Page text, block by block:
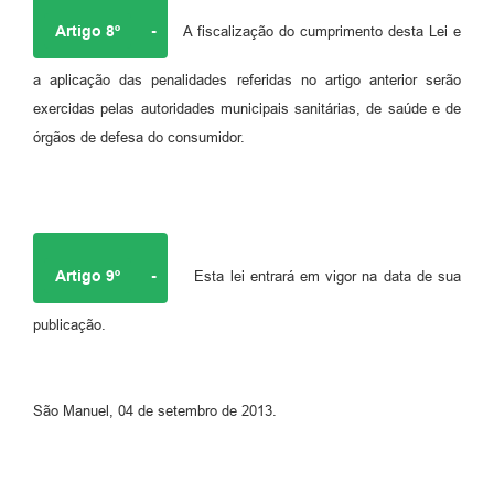
Artigo 8º - A fiscalização do cumprimento desta Lei e
a aplicação das penalidades referidas no artigo anterior serão
exercidas pelas autoridades municipais sanitárias, de saúde e de
órgãos de defesa do consumidor.
Artigo 9º - Esta lei entrará em vigor na data de sua
publicação.
São Manuel, 04 de setembro de 2013.